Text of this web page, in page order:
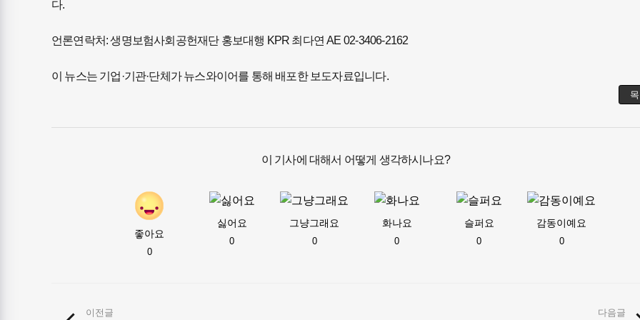
다.
언론연락처: 생명보험사회공헌재단 홍보대행 KPR 최다연 AE 02-3406-2162
이 뉴스는 기업·기관·단체가 뉴스와이어를 통해 배포한 보도자료입니다.
이 기사에 대해서 어떻게 생각하시나요?
좋아요
0
싫어요
0
그냥그래요
0
화나요
0
슬퍼요
0
감동이예요
0
이전글 다음글